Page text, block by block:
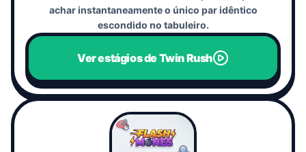
achar instantaneamente o único par idêntico
escondido no tabuleiro.
Ver estágios de Twin Rush